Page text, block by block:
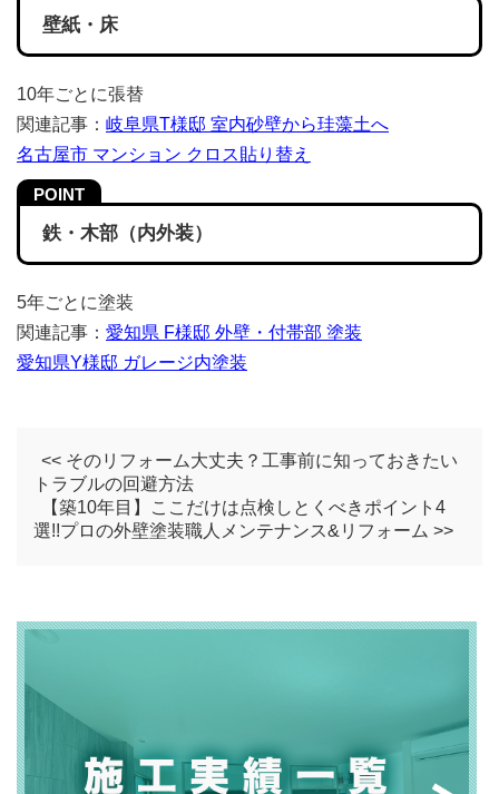
壁紙・床
10年ごとに張替
関連記事： 岐阜県T様邸 室内砂壁から珪藻土へ
名古屋市 マンション クロス貼り替え
鉄・木部（内外装）
5年ごとに塗装
関連記事： 愛知県 F様邸 外壁・付帯部 塗装
愛知県Y様邸 ガレージ内塗装
<< そのリフォーム大丈夫？工事前に知っておきたい
トラブルの回避方法
【築10年目】ここだけは点検しとくべきポイント4
選!!プロの外壁塗装職人メンテナンス&リフォーム >>